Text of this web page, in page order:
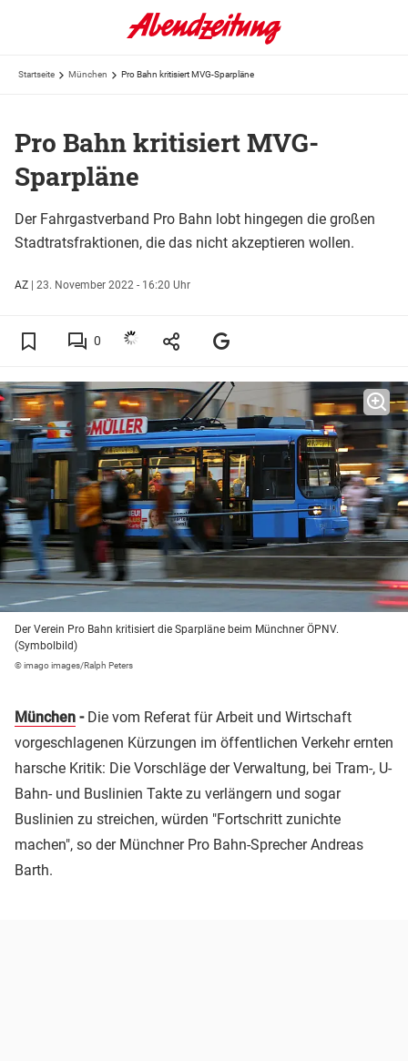
Startseite München Pro Bahn kritisiert MVG-Sparpläne
Pro Bahn kritisiert MVG-
Sparpläne
Der Fahrgastverband Pro Bahn lobt hingegen die großen
Stadtratsfraktionen, die das nicht akzeptieren wollen.
AZ | 23. November 2022 - 16:20 Uhr
0
Der Verein Pro Bahn kritisiert die Sparpläne beim Münchner ÖPNV.
(Symbolbild)
© imago images/Ralph Peters
München - Die vom Referat für Arbeit und Wirtschaft
vorgeschlagenen Kürzungen im öffentlichen Verkehr ernten
harsche Kritik: Die Vorschläge der Verwaltung, bei Tram-, U-
Bahn- und Buslinien Takte zu verlängern und sogar
Buslinien zu streichen, würden "Fortschritt zunichte
machen", so der Münchner Pro Bahn-Sprecher Andreas
Barth.